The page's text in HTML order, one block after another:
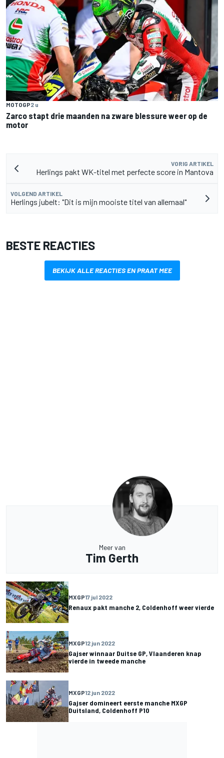
MOTOGP2 u
Zarco stapt drie maanden na zware blessure weer op de
motor
VORIG ARTIKEL
Herlings pakt WK-titel met perfecte score in Mantova
VOLGEND ARTIKEL
Herlings jubelt: "Dit is mijn mooiste titel van allemaal"
BESTE REACTIES
BEKIJK ALLE REACTIES EN PRAAT MEE
Meer van
Tim Gerth
MXGP17 jul 2022
Renaux pakt manche 2, Coldenhoff weer vierde
MXGP12 jun 2022
Gajser winnaar Duitse GP, Vlaanderen knap
vierde in tweede manche
MXGP12 jun 2022
Gajser domineert eerste manche MXGP
Duitsland, Coldenhoff P10